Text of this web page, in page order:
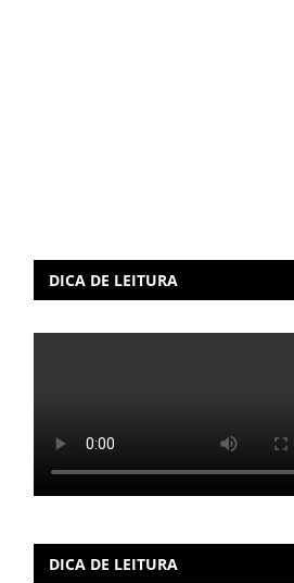
DICA DE LEITURA
DICA DE LEITURA